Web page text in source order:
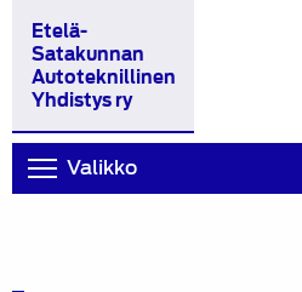
Etelä-
Satakunnan
Autoteknillinen
Yhdistys ry
Valikko